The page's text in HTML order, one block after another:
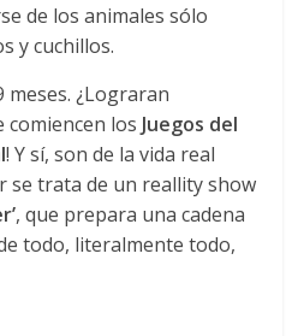
de los animales sólo
y cuchillos.
meses. ¿Lograran
comiencen los Juegos del
! Y sí, son de la vida real
trata de un reallity show
, que prepara una cadena
todo, literalmente todo,